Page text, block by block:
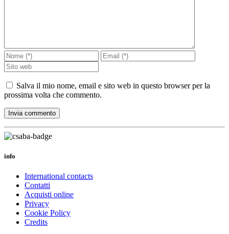
Salva il mio nome, email e sito web in questo browser per la
prossima volta che commento.
info
International contacts
Contatti
Acquisti online
Privacy
Cookie Policy
Credits